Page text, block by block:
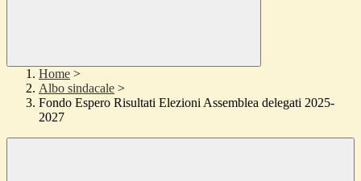
Home >
Albo sindacale >
Fondo Espero Risultati Elezioni Assemblea delegati 2025-
2027